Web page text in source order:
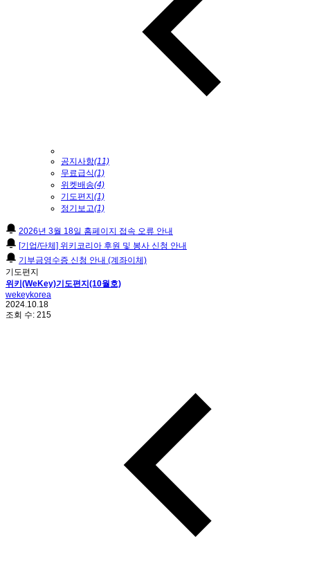
공지사항(11)
무료급식(1)
위켓배송(4)
기도편지(1)
정기보고(1)
2026년 3월 18일 홈페이지 접속 오류 안내
[기업/단체] 위키코리아 후원 및 봉사 신청 안내
기부금영수증 신청 안내 (계좌이체)
기도편지
위키(WeKey)기도편지(10월호)
wekeykorea
2024.10.18
조회 수: 215